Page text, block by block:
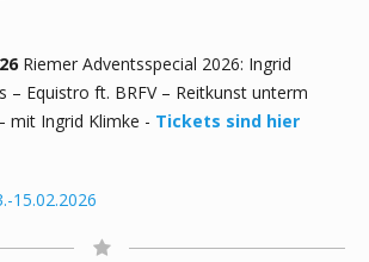
Riemer Adventsspecial 2026: Ingrid
– Equistro ft. BRFV – Reitkunst unterm
mit Ingrid Klimke - Tickets sind hier